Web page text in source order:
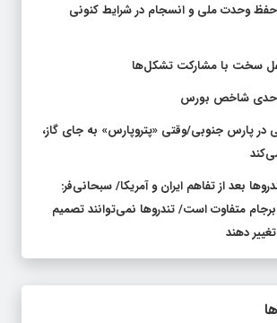
حفظ وحدت ملی و انسجام در شرایط کنونی
سخت با مشارکت تشکل‌ها
پارس جنوبی/وقتی «پتروپارس» به جای گاز،
بعد از تفاهم ایران و آمریکا/ سبحانی‌فر:
متفاوت است/ تندروها نمی‌توانند تصمیم
دهند